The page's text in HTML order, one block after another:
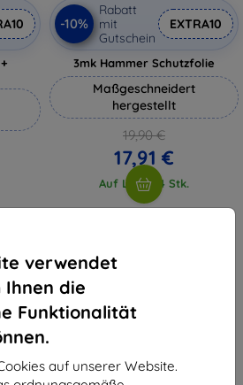
verwendet
Ihnen die
Funktionalität
auf unserer Website.
-10%
Rabatt
mit
Gutschein
EXTRA10
3mk Hammer Schutzfolie
Maßgeschneidert
hergestellt
19,90 €
17,91 €
Auf Lager 4 Stk.